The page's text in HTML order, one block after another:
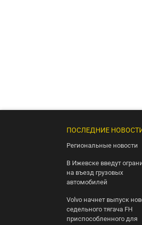
ПОСЛЕДНИЕ
Региональные новости
В Ижевске введут
на въезд грузовых
автомобилей
Volvo начнет выпуск
седельного тягача FH
приспособленного для